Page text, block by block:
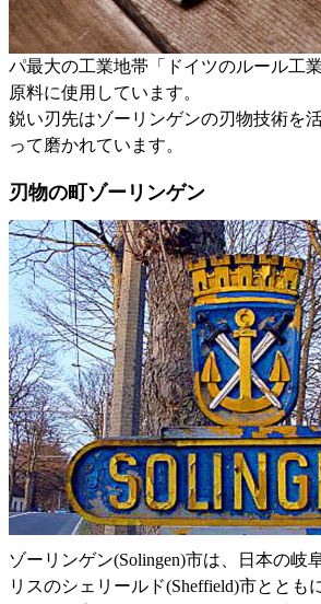
パ最大の工業地帯「ドイツのルール工
原料に使用しています。
鋭い刃先はゾーリンゲンの刃物技術を
って磨かれています。
刃物の町ゾーリンゲン
ゾーリンゲン(Solingen)市は、日本の岐
リスのシェリールド(Sheffield)市ととも